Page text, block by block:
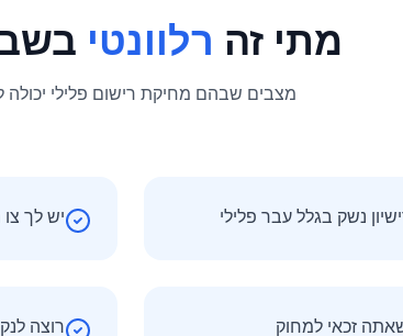
מתי זה רלוונטי
מצבים שבהם מחיקת רישום פלילי יכולה
נשק בגלל עבר פלילי יש לך
זכאי למחוק רוצה